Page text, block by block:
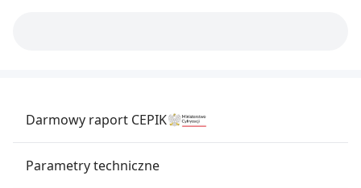
Darmowy raport CEPIK
Parametry techniczne